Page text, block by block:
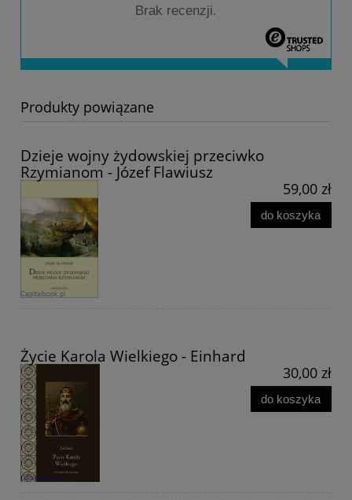
Brak recenzji.
Produkty powiązane
Dzieje wojny żydowskiej przeciwko
Rzymianom - Józef Flawiusz
59,00 zł
do koszyka
Życie Karola Wielkiego - Einhard
30,00 zł
do koszyka